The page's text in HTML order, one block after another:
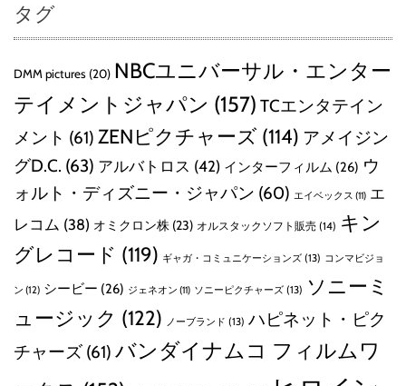
タグ
DMM pictures (20) NBCユニバーサル・エンター
テイメントジャパン (157) TCエンタテイン
メント (61) ZENピクチャーズ (114) アメイジン
グD.C. (63) アルバトロス (42) インターフィルム (26) ウ
ォルト・ディズニー・ジャパン (60) エイベックス (11) エ
レコム (38) オミクロン株 (23) オルスタックソフト販売 (14) キン
グレコード (119) ギャガ・コミュニケーションズ (13) コンマビジョ
ン (12) シービー (26) ジェネオン (11) ソニーピクチャーズ (13) ソニーミ
ュージック (122) ノーブランド (13) ハピネット・ピク
チャーズ (61) バンダイナムコ フィルムワ